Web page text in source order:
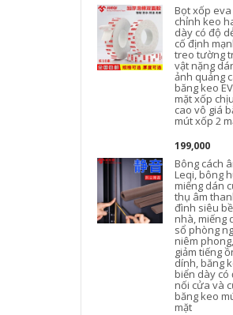
Bọt xốp
chỉnh keo
dày có độ
cố định
treo tường
vật nặng
ảnh quảng
băng keo
mặt xốp
cao vô giá
mút xốp 2
199,000
Bông cách
Leqi, bông
miếng dán
thụ âm
đình siêu
nhà, miếng
sổ phòng
niêm
giảm tiếng
dính, băng
biển dày có
nối cửa và
băng keo
mặt